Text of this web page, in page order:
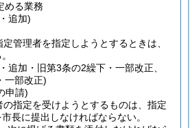
める業務
追加)
管理者を指定しようとするときは、
追加・旧第3条の2繰下・一部改正、
一部改正)
申請)
の指定を受けようとするものは、指定
長に提出しなければならない。